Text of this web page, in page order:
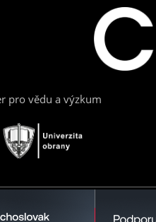
pro vědu a výzkum